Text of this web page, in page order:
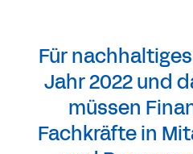
Für
Jahr 2022 und
müssen
Fachkräfte in